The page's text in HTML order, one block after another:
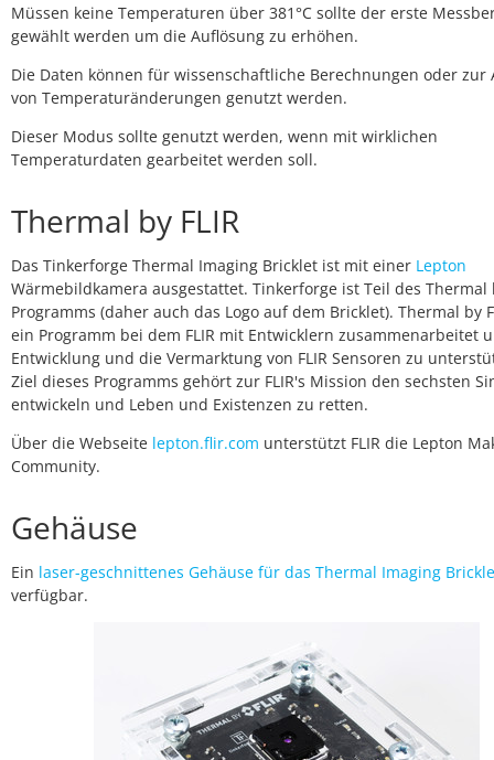
Müssen keine Temperaturen über 381°C sollte der erste
gewählt werden um die Auflösung zu erhöhen.
Die Daten können für wissenschaftliche Berechnungen oder zur
von Temperaturänderungen genutzt werden.
Dieser Modus sollte genutzt werden, wenn mit wirklichen
Temperaturdaten gearbeitet werden soll.
Thermal by FLIR
Das Tinkerforge Thermal Imaging Bricklet ist mit einer Lepton
Wärmebildkamera ausgestattet. Tinkerforge ist Teil des Thermal
Programms (daher auch das Logo auf dem Bricklet). Thermal by
ein Programm bei dem FLIR mit Entwicklern zusammenarbeitet
Entwicklung und die Vermarktung von FLIR Sensoren zu
Ziel dieses Programms gehört zur FLIR's Mission den sechsten
entwickeln und Leben und Existenzen zu retten.
Über die Webseite lepton.flir.com unterstützt FLIR die Lepton
Community.
Gehäuse
Ein laser-geschnittenes Gehäuse für das Thermal Imaging
verfügbar.